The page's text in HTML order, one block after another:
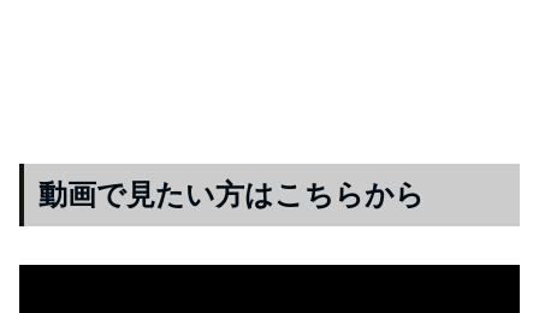
動画で見たい方はこちらから